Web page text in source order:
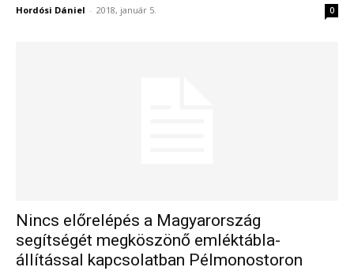
Hordósi Dániel - 2018, január 5. 0
Nincs előrelépés a Magyarország
segítségét megköszönő emléktábla-
állítással kapcsolatban Pélmonostoron